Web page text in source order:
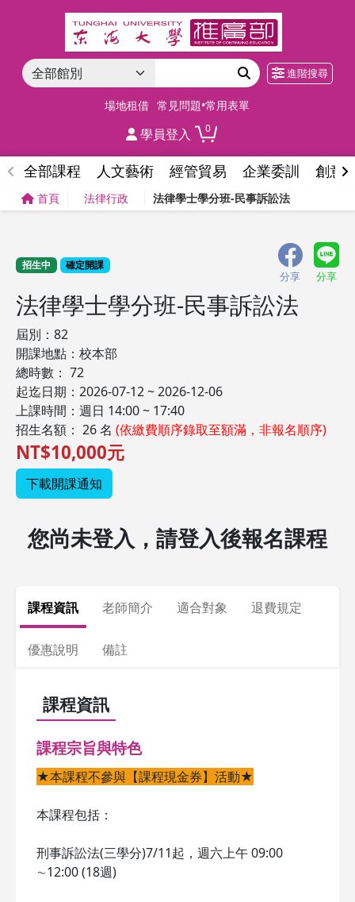
進階搜尋
場地租借 常見問題•常用表單
學員登入 0
全部課程 人文藝術 經管貿易 企業委訓 創意
首頁 法律行政 法律學士學分班-民事訴訟法
招生中 確定開課
分享 分享
法律學士學分班-民事訴訟法
屆別：82
開課地點：校本部
總時數： 72
起迄日期：2026-07-12 ~ 2026-12-06
上課時間：週日 14:00 ~ 17:40
招生名額： 26 名 (依繳費順序錄取至額滿，非報名順序)
NT$10,000元
下載開課通知
您尚未登入，請登入後報名課程
課程資訊 老師簡介 適合對象 退費規定
優惠說明 備註
課程資訊
課程宗旨與特色
★本課程不參與【課程現金券】活動★
本課程包括：
刑事訴訟法(三學分)7/11起，週六上午 09:00
∼12:00 (18週)